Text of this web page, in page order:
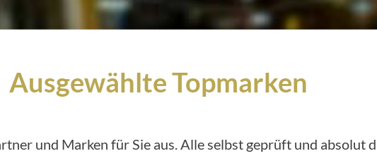
Ausgewählte Topmarken
und Marken für Sie aus. Alle selbst geprüft und absolut